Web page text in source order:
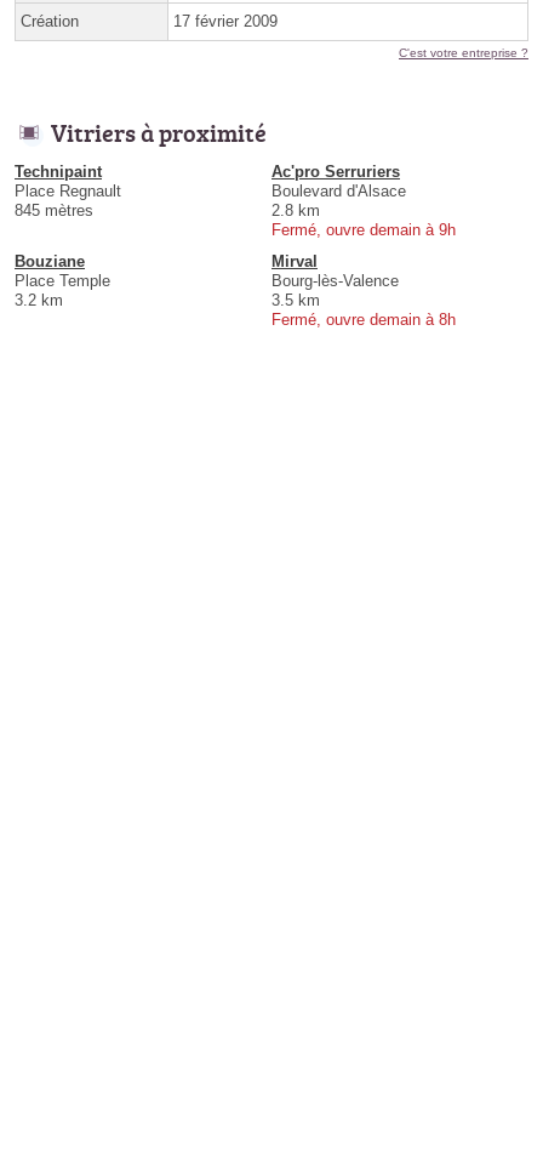
Création 17 février 2009
C'est votre entreprise ?
Vitriers à proximité
Technipaint
Place Regnault
845 mètres
Ac'pro Serruriers
Boulevard d'Alsace
2.8 km
Fermé, ouvre demain à 9h
Bouziane
Place Temple
3.2 km
Mirval
Bourg-lès-Valence
3.5 km
Fermé, ouvre demain à 8h